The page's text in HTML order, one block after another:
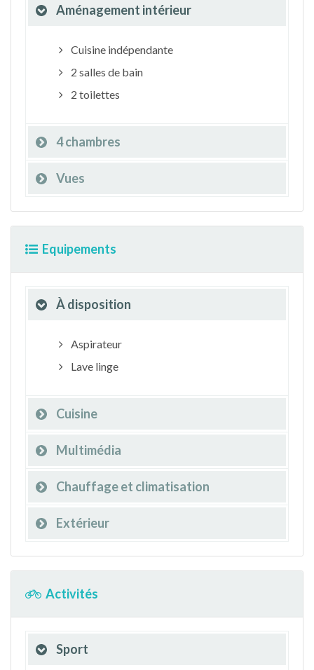
Aménagement intérieur
Cuisine indépendante
2 salles de bain
2 toilettes
4 chambres
Vues
Equipements
À disposition
Aspirateur
Lave linge
Cuisine
Multimédia
Chauffage et climatisation
Extérieur
Activités
Sport